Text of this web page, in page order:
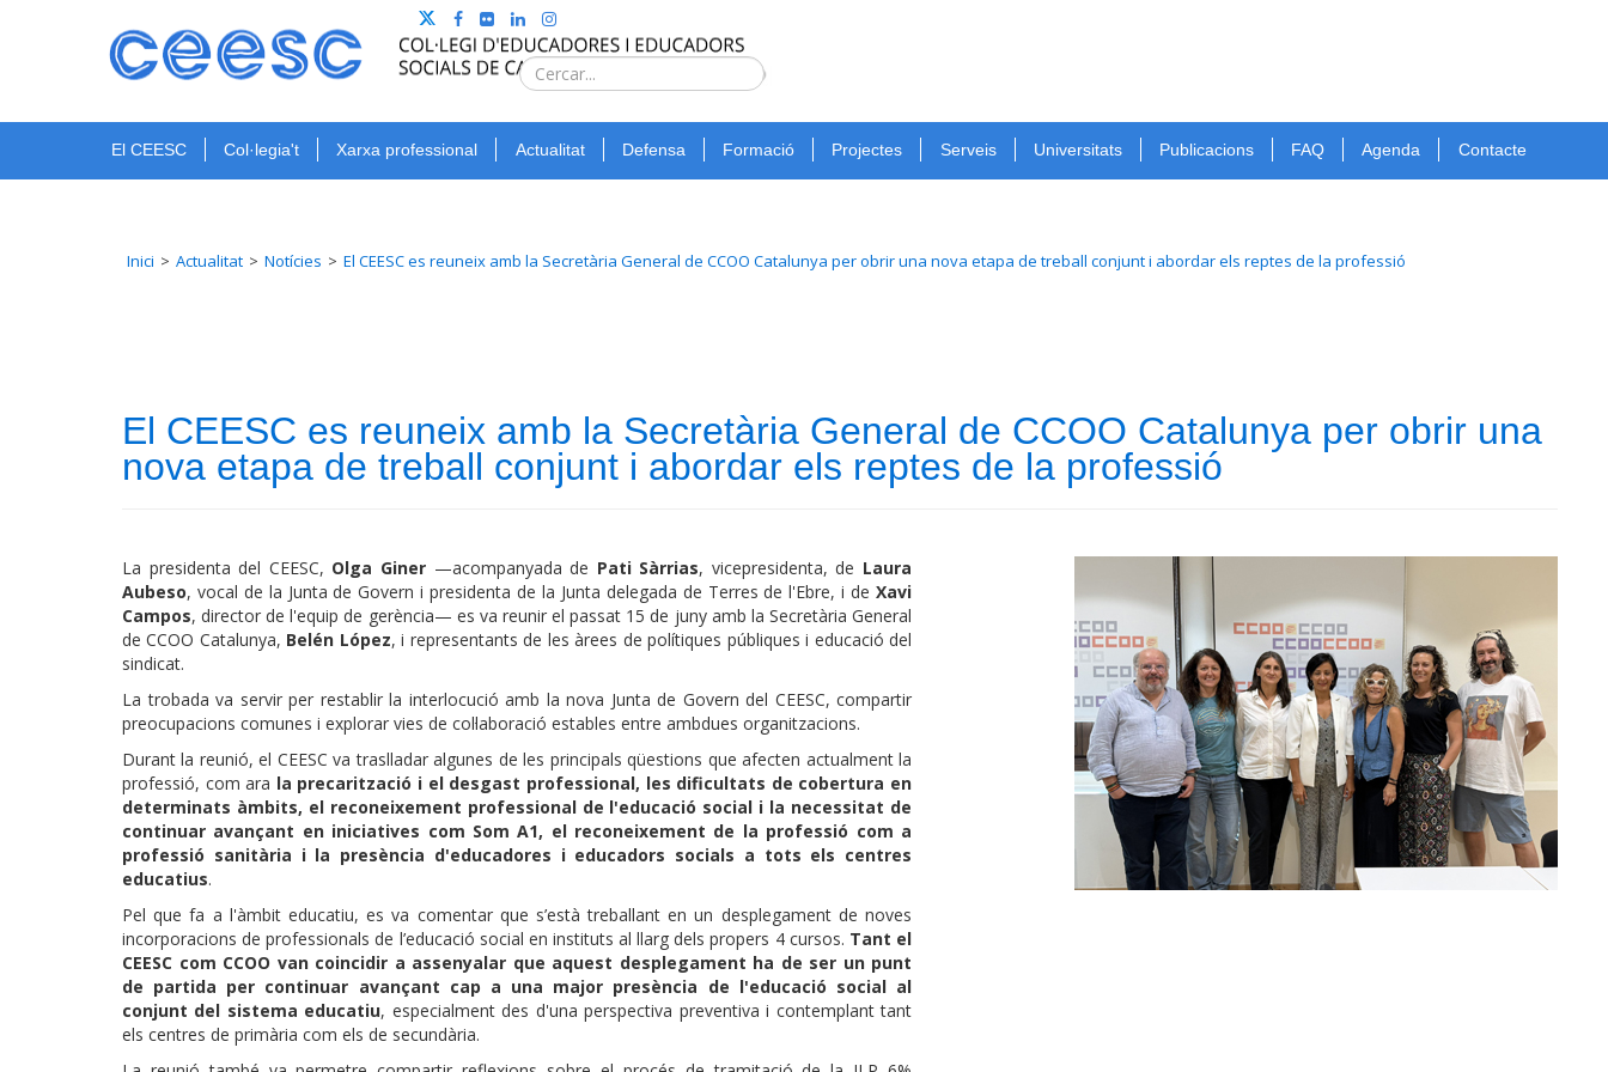
Type 2 or
for
results.
Cerca
El CEESC Col·legia't Xarxa professional Actualitat Defensa Formació Projectes Serveis Universitats Publicacions FAQ Agenda Contacte
Inici Actualitat Notícies El CEESC es reuneix amb la Secretària General de CCOO Catalunya per obrir una nova etapa de treball conjunt i abordar els reptes de la professió
El CEESC es reuneix amb la Secretària General de CCOO Catalunya per obrir una
nova etapa de treball conjunt i abordar els reptes de la professió
La presidenta del CEESC, Olga Giner—acompanyada de Pati Sàrrias, vicepresidenta, de Laura
Aubeso, vocal de la Junta de Govern i presidenta de la Junta delegada de Terres de l'Ebre, i de Xavi
Campos, director de l'equip de gerència— es va reunir el passat 15 de juny amb la Secretària General
de CCOO Catalunya, Belén López, i representants de les àrees de polítiques públiques i educació del
sindicat.
La trobada va servir per restablir la interlocució amb la nova Junta de Govern del CEESC, compartir
preocupacions comunes i explorar vies de col·laboració estables entre ambdues organitzacions.
Durant la reunió, el CEESC va traslladar algunes de les principals qüestions que afecten actualment la
professió, com ara la precarització i el desgast professional, les dificultats de cobertura en
determinats àmbits, el reconeixement professional de l'educació social i la necessitat de
continuar avançant en iniciatives com Som A1, el reconeixement de la professió com a
professió sanitària i la presència d'educadores i educadors socials a tots els centres
educatius.
Pel que fa a l'àmbit educatiu, es va comentar que s’està treballant en un desplegament de noves
incorporacions de professionals de l’educació social en instituts al llarg dels propers 4 cursos. Tant el
CEESC com CCOO van coincidir a assenyalar que aquest desplegament ha de ser un punt
de partida per continuar avançant cap a una major presència de l'educació social al
conjunt del sistema educatiu, especialment des d'una perspectiva preventiva i contemplant tant
els centres de primària com els de secundària.